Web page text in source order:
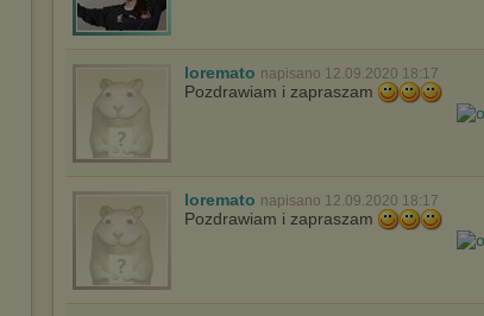
prosimy o opuszczenie serwisu chomikuj.pl.
(dostosowanie reklam do Twoich potrzeb, analiza skuteczności działań
marketingowych).
Wyrażenie sprzeciwu spowoduje, że wyświetlana Ci reklama nie
będzie dopasowana do Twoich preferencji, a będzie to reklama
wyświetlona przypadkowo.
sposób uniemożliwiający przechowywanie plików cookies na
urządzeniu końcowym. Można również usunąć pliki cookies,
dokonując odpowiednich zmian w ustawieniach przeglądarki
Pełną informację na ten temat znajdziesz pod adresem
loremato napisano 12.09.2020 18:17
Pozdrawiam i zapraszam
loremato napisano 12.09.2020 18:17
Pozdrawiam i zapraszam